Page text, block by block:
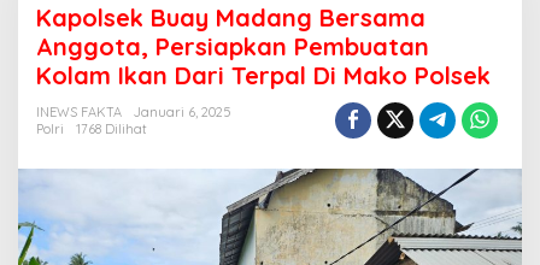
p
o
l
s
u
Kapolsek Buay Madang Bersama
Anggota, Persiapkan Pembuatan
Kolam Ikan Dari Terpal Di Mako Polsek
INEWS FAKTA
Januari 6, 2025
Polri
1768 Dilihat